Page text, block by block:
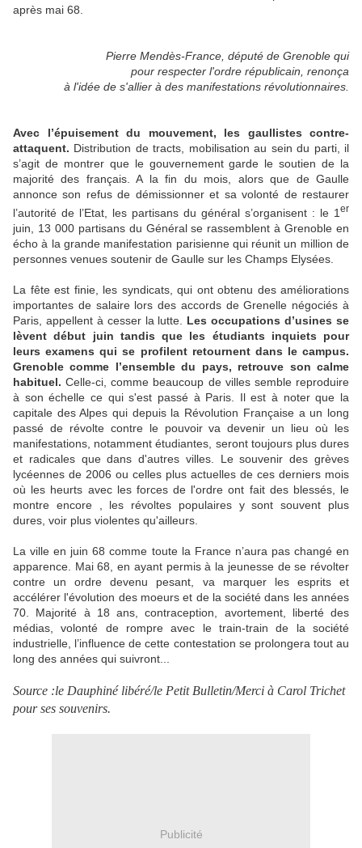
après mai 68.
Pierre Mendès-France, député de Grenoble qui
pour respecter l'ordre républicain, renonça
à l'idée de s'allier à des manifestations révolutionnaires.
Avec l’épuisement du mouvement, les gaullistes contre-
attaquent. Distribution de tracts, mobilisation au sein du parti, il
s’agit de montrer que le gouvernement garde le soutien de la
majorité des français. A la fin du mois, alors que de Gaulle
annonce son refus de démissionner et sa volonté de restaurer
l’autorité de l’Etat, les partisans du général s’organisent : le 1 er
juin, 13 000 partisans du Général se rassemblent à Grenoble en
écho à la grande manifestation parisienne qui réunit un million de
personnes venues soutenir de Gaulle sur les Champs Elysées.
La fête est finie, les syndicats, qui ont obtenu des améliorations
importantes de salaire lors des accords de Grenelle négociés à
Paris, appellent à cesser la lutte. Les occupations d’usines se
lèvent début juin tandis que les étudiants inquiets pour
leurs examens qui se profilent retournent dans le campus.
Grenoble comme l’ensemble du pays, retrouve son calme
habituel. Celle-ci, comme beaucoup de villes semble reproduire
à son échelle ce qui s'est passé à Paris. Il est à noter que la
capitale des Alpes qui depuis la Révolution Française a un long
passé de révolte contre le pouvoir va devenir un lieu où les
manifestations, notamment étudiantes, seront toujours plus dures
et radicales que dans d'autres villes. Le souvenir des grèves
lycéennes de 2006 ou celles plus actuelles de ces derniers mois
où les heurts avec les forces de l'ordre ont fait des blessés, le
montre encore , les révoltes populaires y sont souvent plus
dures, voir plus violentes qu'ailleurs.
La ville en juin 68 comme toute la France n’aura pas changé en
apparence. Mai 68, en ayant permis à la jeunesse de se révolter
contre un ordre devenu pesant, va marquer les esprits et
accélérer l'évolution des moeurs et de la société dans les années
70. Majorité à 18 ans, contraception, avortement, liberté des
médias, volonté de rompre avec le train-train de la société
industrielle, l’influence de cette contestation se prolongera tout au
long des années qui suivront...
Source :le Dauphiné libéré/le Petit Bulletin/Merci à Carol Trichet
pour ses souvenirs.
Publicité